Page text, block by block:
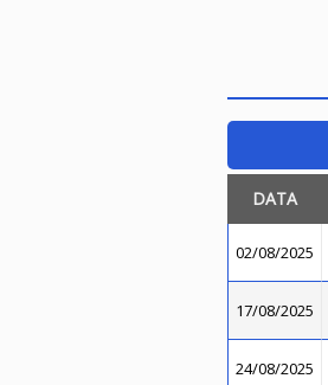
DATA
02/08/2025
17/08/2025
24/08/2025